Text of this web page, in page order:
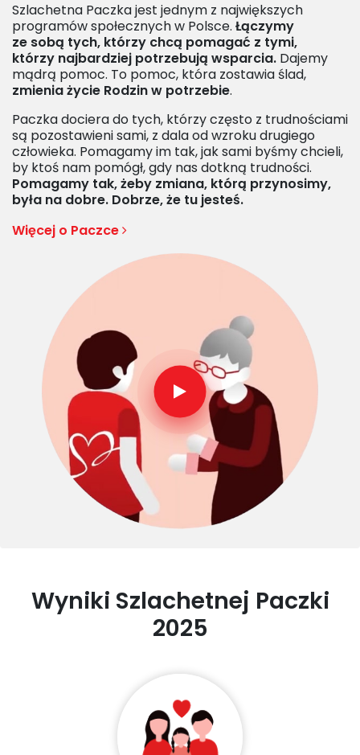
Szlachetna Paczka jest jednym z największych
programów społecznych w Polsce. Łączymy
ze sobą tych, którzy chcą pomagać z tymi,
którzy najbardziej potrzebują wsparcia. Dajemy
mądrą pomoc. To pomoc, która zostawia ślad,
zmienia życie Rodzin w potrzebie.
Paczka dociera do tych, którzy często z trudnościami
są pozostawieni sami, z dala od wzroku drugiego
człowieka. Pomagamy im tak, jak sami byśmy chcieli,
by ktoś nam pomógł, gdy nas dotkną trudności.
Pomagamy tak, żeby zmiana, którą przynosimy,
była na dobre. Dobrze, że tu jesteś.
Więcej o Paczce
Wyniki Szlachetnej Paczki
2025